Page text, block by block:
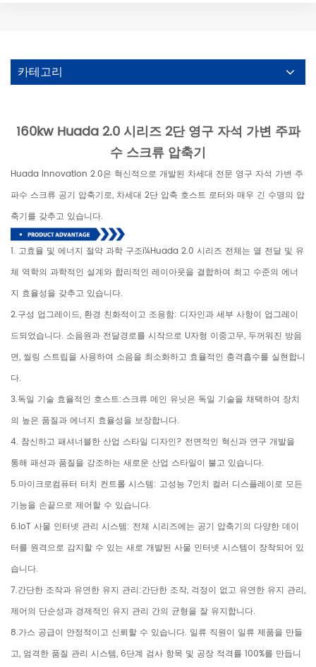
카테고리
160kw Huada 2.0 시리즈 2단 영구 자석 가변 주파
수 스크류 압축기
Huada Innovation 2.0은 혁신적으로 개발된 차세대 전문 영구 자석 가변 주
파수 스크류 공기 압축기로, 차세대 2단 압축 호스트 로터와 매우 긴 수명의 압
축기를 갖추고 있습니다.
1. 고효율 및 에너지 절약 과학 구조ï¼Huada 2.0 시리즈 전체는 열 전달 및 유
체 역학의 과학적인 설계와 합리적인 레이아웃을 결합하여 최고 수준의 에너
지 효율성을 갖추고 있습니다.
2.구성 업그레이드, 환경 친화적이고 조용함: 디자인과 세부 사항이 업그레이
드되었습니다. 소음원과 전달경로를 시작으로 U자형 이중고무, 두꺼워진 방음
면, 씰링 스트립을 사용하여 소음을 최소화하고 효율적인 충격흡수를 실현합니
다.
3.독일 기술 효율적인 호스트:스크류 메인 유닛은 독일 기술을 채택하여 장치
의 높은 품질과 에너지 효율성을 보장합니다.
4. 참신하고 패셔너블한 산업 스타일 디자인? 전면적인 혁신과 연구 개발을
통해 패션과 품질을 강조하는 새로운 산업 스타일이 불고 있습니다.
5.마이크로컴퓨터 터치 컨트롤 시스템: 고성능 7인치 컬러 디스플레이로 모든
기능을 손끝으로 제어할 수 있습니다.
6.IoT 사물 인터넷 관리 시스템: 전체 시리즈에는 공기 압축기의 다양한 데이
터를 원격으로 감지할 수 있는 새로 개발된 사물 인터넷 시스템이 장착되어 있
습니다.
7.간단한 조작과 유연한 유지 관리:간단한 조작, 걱정이 없고 유연한 유지 관리,
제어의 단순성과 경제적인 유지 관리 간의 균형을 잘 유지합니다.
8.가스 공급이 안정적이고 신뢰할 수 있습니다. 일류 직원이 일류 제품을 만들
고, 엄격한 품질 관리 시스템, 6단계 검사 항목 및 공장 적격률 100%를 만듭니